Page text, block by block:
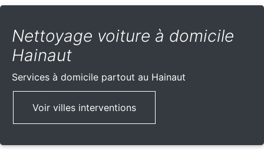
Nettoyage voiture à domicile
Hainaut
Services à domicile partout au Hainaut
Voir villes interventions